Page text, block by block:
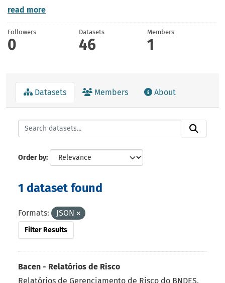
read more
Followers
0
Datasets
46
Members
1
Datasets Members About
Order by
1 dataset found
Formats: JSON
Filter Results
Bacen - Relatórios de Risco
Relatórios de Gerenciamento de Risco do BNDES.